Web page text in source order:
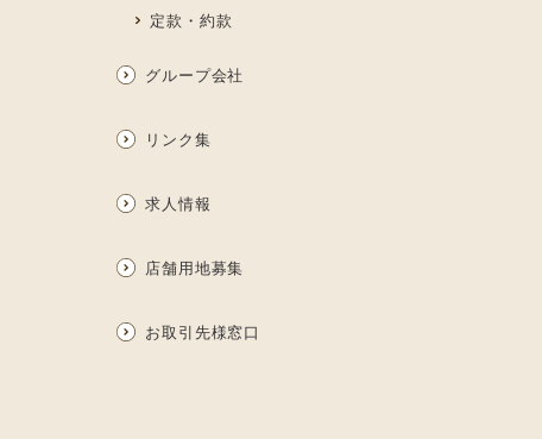
定款・約款
グループ会社
リンク集
求人情報
店舗用地募集
お取引先様窓口